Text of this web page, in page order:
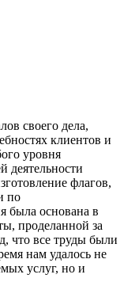
своего дела,
клиентов и
уровня
деятельности
флагов,
по
была основана в
проделанной за
что все труды были
нам удалось не
услуг, но и